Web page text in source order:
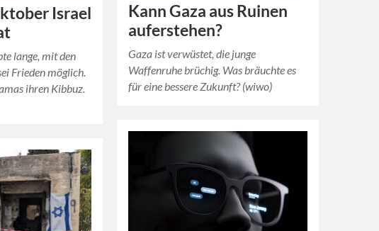
Israel
lange, mit den
Frieden möglich.
ihren Kibbuz.
Kann Gaza aus Ruinen
auferstehen?
Gaza ist ­verwüstet, die junge
Waffenruhe ­brüchig. Was bräuchte es
für eine bessere Zukunft? (wiwo)